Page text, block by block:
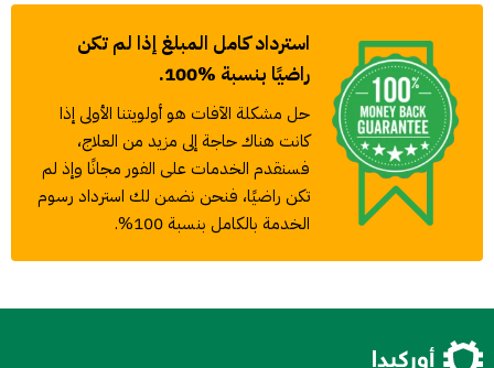
استرداد كامل المبلغ إذا لم تكن
راضيًا بنسبة %100.
حل مشكلة الآفات هو أولويتنا الأولى إذا
كانت هناك حاجة إلى مزيد من العلاج،
فسنقدم الخدمات على الفور مجانًا وإذ لم
تكن راضيًا، فنحن نضمن لك استرداد رسوم
الخدمة بالكامل بنسبة 100%.